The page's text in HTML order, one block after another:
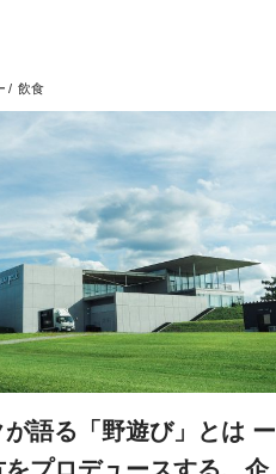
飲食
語る「野遊び」とは ー